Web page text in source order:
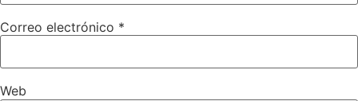
Correo electrónico *
Web